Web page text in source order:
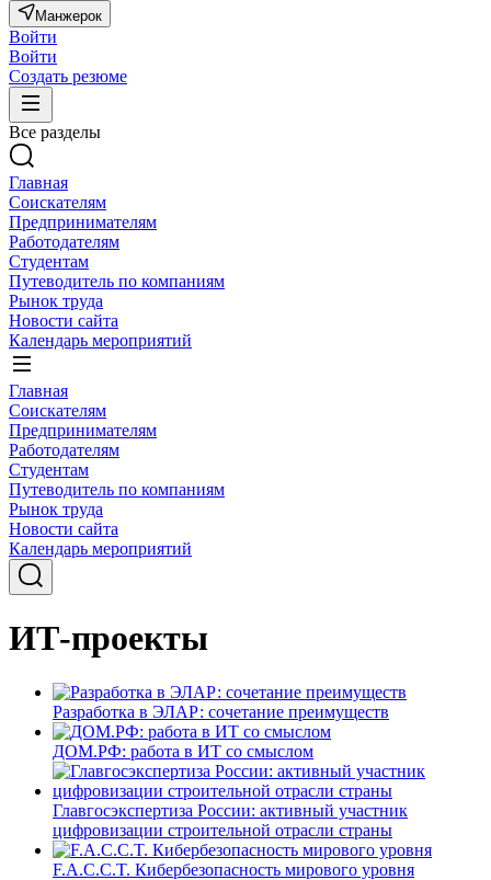
Манжерок
Войти
Войти
Создать резюме
Все разделы
Главная
Соискателям
Предпринимателям
Работодателям
Студентам
Путеводитель по компаниям
Рынок труда
Новости сайта
Календарь мероприятий
Главная
Соискателям
Предпринимателям
Работодателям
Студентам
Путеводитель по компаниям
Рынок труда
Новости сайта
Календарь мероприятий
ИТ-проекты
Разработка в ЭЛАР: сочетание преимуществ
ДОМ.РФ: работа в ИТ со смыслом
Главгосэкспертиза России: активный участник
цифровизации строительной отрасли страны
F.A.C.C.T. Кибербезопасность мирового уровня